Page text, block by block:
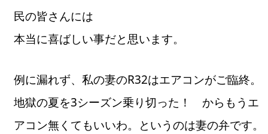
民の皆さんには
本当に喜ばしい事だと思います。
例に漏れず、私の妻のR32はエアコンがご臨終。
地獄の夏を3シーズン乗り切った！ からもうエ
アコン無くてもいいわ。というのは妻の弁です。